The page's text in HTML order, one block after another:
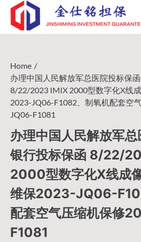
Skip
content
Home
办理中国人民解放军总医院投标保
8/22/2023 IMIX 2000型数字化X线
2023-JQ06-F1082、制氧机配套空
JQ06-F1081
办理中国人民解放军
银行投标保函 8/22/
2000型数字化X线成
维保2023-JQ06-
配套空气压缩机保修
F1081